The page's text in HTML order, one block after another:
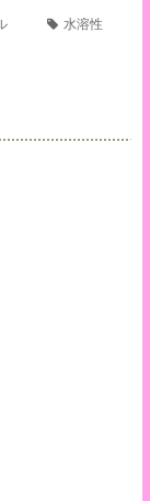
水溶性